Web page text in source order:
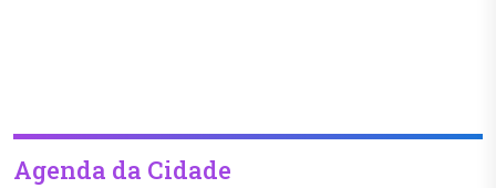
Agenda da Cidade